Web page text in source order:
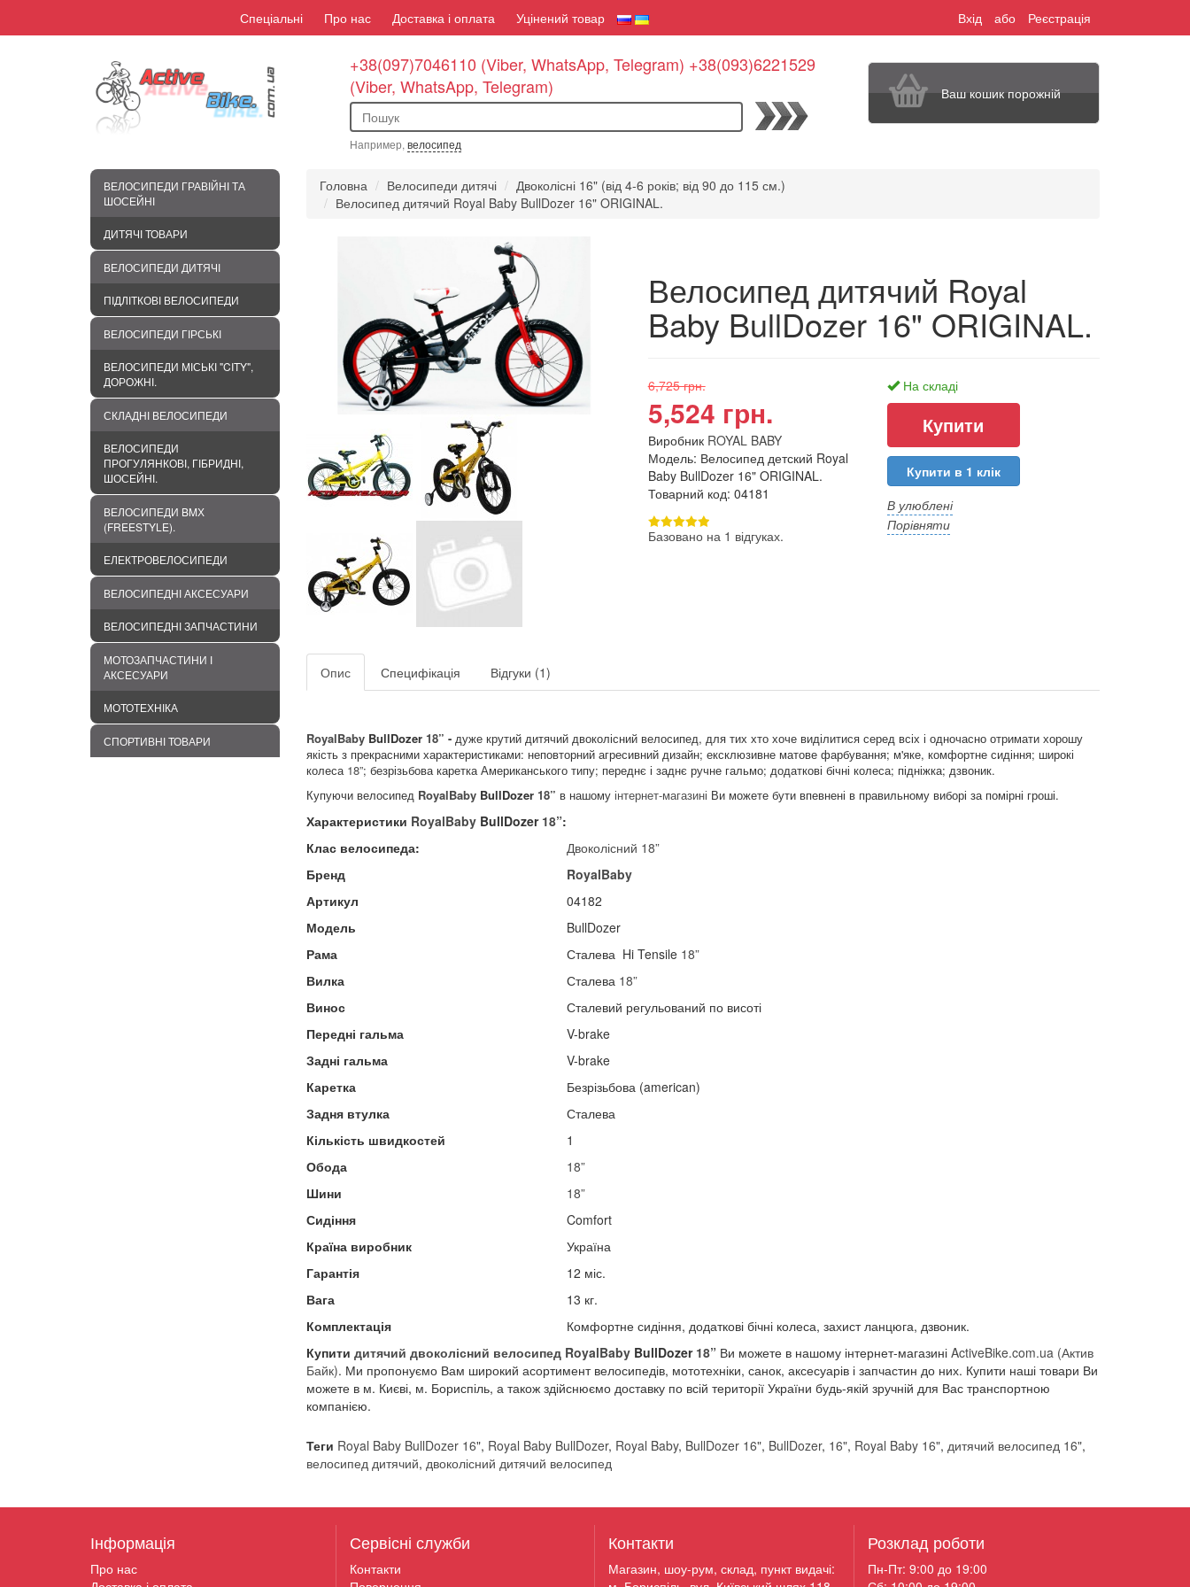
Спеціальні Про нас Доставка і оплата Уцінений товар Вхід або Реєстрація
+38(097)7046110 (Viber, WhatsApp, Telegram) +38(093)6221529
(Viber, WhatsApp, Telegram)
Пошук
Например, велосипед
Ваш кошик порожній
ВЕЛОСИПЕДИ ГРАВІЙНІ ТА
ШОСЕЙНІ
ДИТЯЧІ ТОВАРИ
ВЕЛОСИПЕДИ ДИТЯЧІ
ПІДЛІТКОВІ ВЕЛОСИПЕДИ
ВЕЛОСИПЕДИ ГІРСЬКІ
ВЕЛОСИПЕДИ МІСЬКІ "CITY",
ДОРОЖНІ.
СКЛАДНІ ВЕЛОСИПЕДИ
ВЕЛОСИПЕДИ
ПРОГУЛЯНКОВІ, ГІБРИДНІ,
ШОСЕЙНІ.
ВЕЛОСИПЕДИ BMХ
(FREESTYLE).
ЕЛЕКТРОВЕЛОСИПЕДИ
ВЕЛОСИПЕДНІ АКСЕСУАРИ
ВЕЛОСИПЕДНІ ЗАПЧАСТИНИ
МОТОЗАПЧАСТИНИ І
АКСЕСУАРИ
МОТОТЕХНІКА
СПОРТИВНІ ТОВАРИ
Головна Велосипеди дитячі
Двоколісні 16" (від 4-6 років; від 90 до 115 см.)
Велосипед дитячий Royal Baby BullDozer 16" ORIGINAL.
Велосипед дитячий Royal
Baby BullDozer 16" ORIGINAL.
6,725 грн.
5,524 грн.
Виробник ROYAL BABY
Модель: Велосипед детский Royal
Baby BullDozer 16" ORIGINAL.
Товарний код: 04181
Базовано на 1 відгуках.
На складі
Купити в 1 клік
В улюблені
Порівняти
Опис Специфікація Відгуки (1)
RoyalBaby BullDozer 18” - дуже крутий дитячий двоколісний велосипед, для тих хто хоче виділитися серед всіх і одночасно отримати хорошу
якість з прекрасними характеристиками: неповторний агресивний дизайн; ексклюзивне матове фарбування; м'яке, комфортне сидіння; широкі
колеса 18”; безрізьбова каретка Американського типу; переднє і заднє ручне гальмо; додаткові бічні колеса; підніжка; дзвоник.
Купуючи велосипед RoyalBaby BullDozer 18” в нашому інтернет-магазині Ви можете бути впевнені в правильному виборі за помірні гроші.
Характеристики RoyalBabyBullDozer 18”:
Клас велосипеда:
Двоколісний 18”
Бренд
RoyalBaby
Артикул
04182
Модель
BullDozer
Рама
Сталева Hi Tensile 18”
Вилка
Сталева 18”
Винос
Сталевий регульований по висоті
Передні гальма
V-brake
Задні гальма
V-brake
Каретка
Безрізьбова (american)
Задня втулка
Сталева
Кількість швидкостей
1
Обода
18”
Шини
18”
Сидіння
Comfort
Країна виробник​
Україна
Гарантія
12 міс.
Вага
13 кг.
Комплектація
Комфортне сидіння, додаткові бічні колеса, захист ланцюга, дзвоник.
Купити дитячий двоколісний велосипед RoyalBabyBullDozer 18”Ви можете в нашому інтернет-магазині ActiveBike.com.ua (Актив
Байк). Ми пропонуємо Вам широкий асортимент велосипедів, мототехніки, санок, аксесуарів і запчастин до них. Купити наші товари Ви
можете в м. Києві, м. Бориспіль, а також здійснюємо доставку по всій території України будь-якій зручній для Вас транспортною
компанією.
Теги Royal Baby BullDozer 16", Royal Baby BullDozer, Royal Baby, BullDozer 16", BullDozer, 16", Royal Baby 16", дитячий велосипед 16",
велосипед дитячий, двоколісний дитячий велосипед
Інформація
Про нас
Сервісні служби
Контакти
Контакти
Магазин, шоу-рум, склад, пункт видачі:
Розклад роботи
Пн-Пт: 9:00 до 19:00